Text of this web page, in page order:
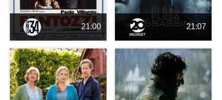
21:00 21:07